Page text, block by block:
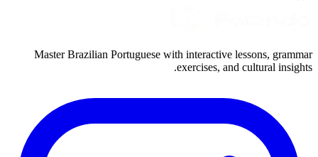
Master Brazilian Portuguese with interactive lessons, grammar
exercises, and cultural insights.